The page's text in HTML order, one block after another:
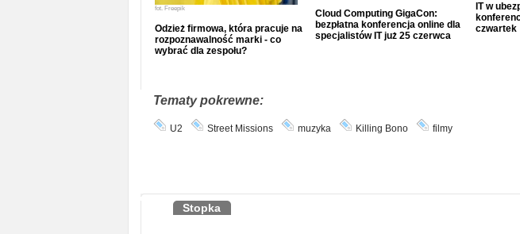
fot. Freepik
Odzież firmowa, która pracuje na
rozpoznawalność marki - co
wybrać dla zespołu?
Cloud Computing GigaCon:
bezpłatna konferencja online dla
specjalistów IT już 25 czerwca
IT w
czwartek
Tematy pokrewne:
U2 Street Missions muzyka Killing Bono filmy
Stopka